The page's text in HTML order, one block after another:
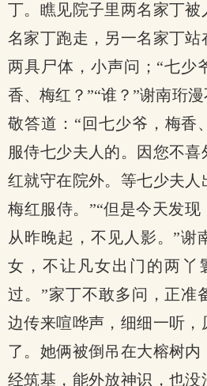
丁。瞧见院子里两名家丁被
名家丁跑走，另一名家丁站
两具尸体，小声问；“七少
香、梅红？”“谁？”谢南珩
敬答道：“回七少爷，梅香
服侍七少夫人的。因您不
红就守在院外。等七少夫人
梅红服侍。”“但是今天发现
从昨晚起，不见人影。”谢
女，不让凡女出门的两丫
过。”家丁不敢多问，正准
边传来喧哗声，细细一听，
了。她俩被倒吊在大榕树
经筑基，能外放神识，也